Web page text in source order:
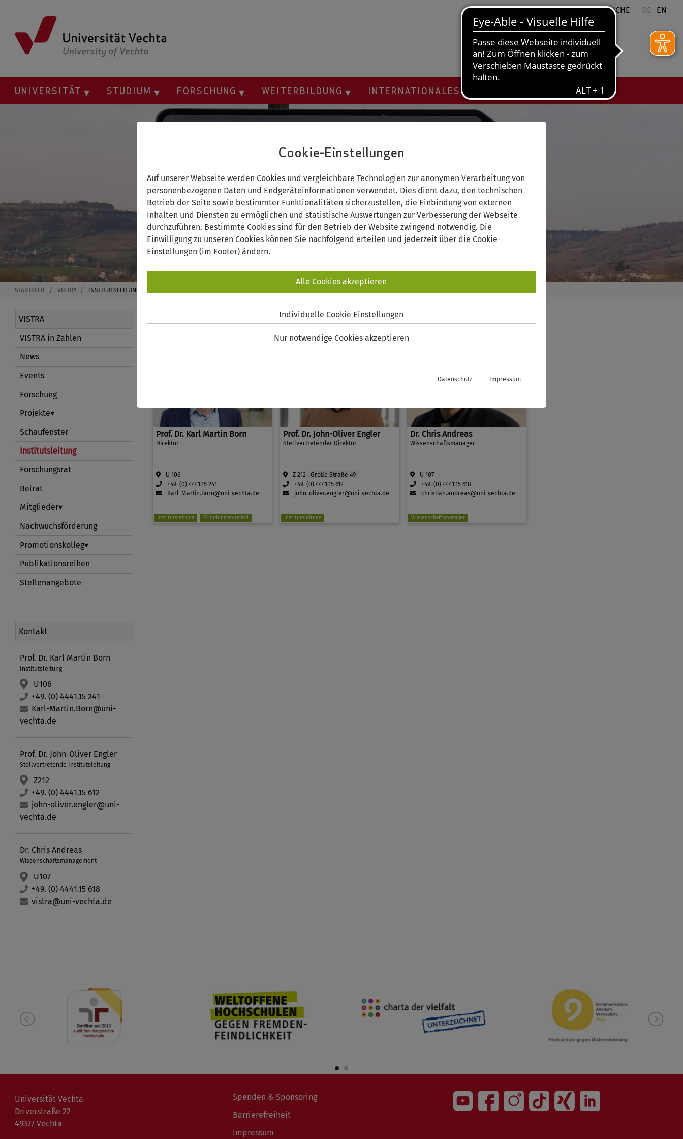
Cookie-Einstellungen
Auf unserer Webseite werden Cookies und vergleichbare Technologien zur anonymen Verarbeitung von
personenbezogenen Daten und Endgeräteinformationen verwendet. Dies dient dazu, den technischen
Betrieb der Seite sowie bestimmter Funktionalitäten sicherzustellen, die Einbindung von externen
Inhalten und Diensten zu ermöglichen und statistische Auswertungen zur Verbesserung der Webseite
durchzuführen. Bestimmte Cookies sind für den Betrieb der Website zwingend notwendig. Die
Einwilligung zu unseren Cookies können Sie nachfolgend erteilen und jederzeit über die Cookie-
Einstellungen (im Footer) ändern.
Alle Cookies akzeptieren
Individuelle Cookie Einstellungen
Nur notwendige Cookies akzeptieren
Datenschutz Impressum
Inhalt
QUICKLINKS SUCHE DE EN
UNIVERSITÄT STUDIUM FORSCHUNG WEITERBILDUNG INTERNATIONALES
STARTSEITE VISTRA INSTITUTSLEITUNG
VISTRA
VISTRA in Zahlen
News
Events
Forschung
Projekte
Schaufenster
Institutsleitung
Forschungsrat
Beirat
Mitglieder
Nachwuchsförderung
Promotionskolleg
Publikationsreihen
Stellenangebote
Kontakt
Prof. Dr. Karl Martin Born
Institutsleitung
U106
+49. (0) 4441.15 241
Karl-Martin.Born@uni-
vechta.de
Prof. Dr. John-Oliver Engler
Stellvertretende Institutsleitung
Z212
+49. (0) 4441.15 612
john-oliver.engler@uni-
vechta.de
Dr. Chris Andreas
Wissenschaftsmanagement
U107
+49. (0) 4441.15 618
vistra@uni-vechta.de
VISTRA Institutsleitung
Prof. Dr. Karl Martin Born
Direktor
U 106
+49. (0) 4441.15 241
Karl-Martin.Born@uni-vechta.de
Direktor
Gründungsmitglied
Institutsleitung Gründungsmitglied
Prof. Dr. John-Oliver Engler
Stellvertretender Direktor
Z 212
Große Straße 49
+49. (0) 4441.15 612
john-oliver.engler@uni-vechta.de
Stellvertretender Direktor
Institutsleitung
Dr. Chris Andreas
Wissenschaftsmanager
U 107
+49. (0) 4441.15 618
christian.andreas@uni-vechta.de
Wissenschaftsmanager
Wissenschaftsmanager
Universität Vechta
Driverstraße 22
49377 Vechta
Spenden & Sponsoring
Barrierefreiheit
Impressum